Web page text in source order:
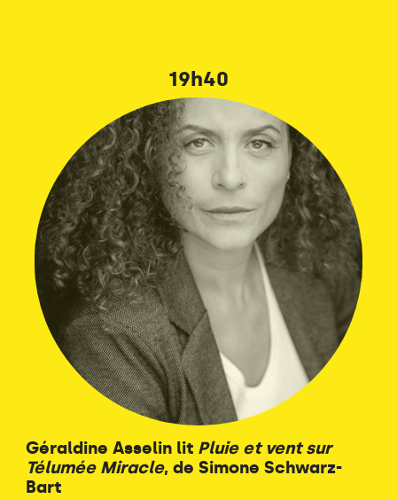
19h40
Géraldine Asselin lit Pluie et vent sur
Télumée Miracle, de Simone Schwarz-
Bart